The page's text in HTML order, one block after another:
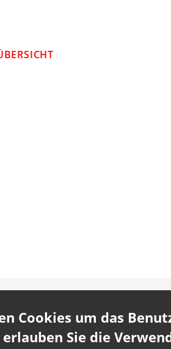
Cookies um das
Sie die